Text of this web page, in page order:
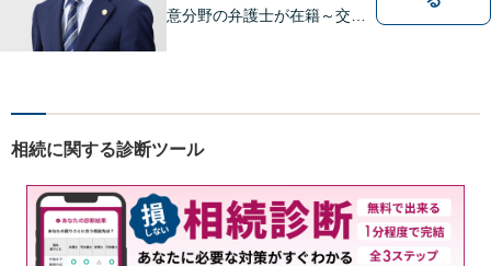
意分野の弁護士が在籍～交通
相続に関する診断ツール